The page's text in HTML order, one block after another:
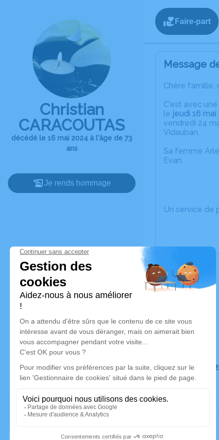
Christian
CARACOUTAS
décédé le 16 mai 2024 à l'âge de 73
ans
Je rends hommage
Faire-part
Message
Chère famille,
C'est avec
le jeudi 16 mai
vendredi 24
Vidauban.
Sa femme
Evan.
Un service de
Déroulé